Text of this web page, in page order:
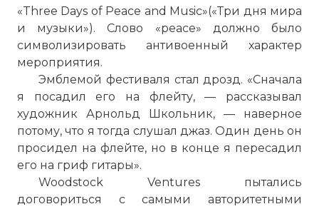
«Three Days of Peace and Music»(«Три дня мира
и музыки»). Слово «peace» должно было
символизировать антивоенный характер
мероприятия.
Эмблемой фестиваля стал дрозд. «Сначала
я посадил его на флейту, — рассказывал
художник Арнольд Школьник, — наверное
потому, что я тогда слушал джаз. Один день он
просидел на флейте, но в конце я пересадил
его на гриф гитары».
Woodstock Ventures пытались
договориться с самыми авторитетными